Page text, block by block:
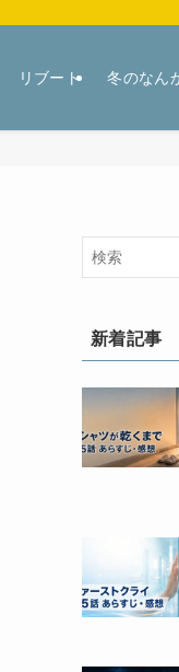
リブート 冬のなん
新着記事